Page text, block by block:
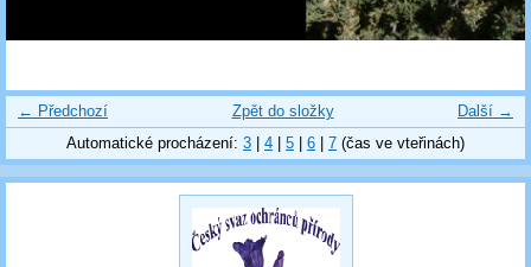
← Předchozí Další →
Zpět do složky
Automatické procházení: 3 | 4 | 5 | 6 | 7 (čas ve vteřinách)